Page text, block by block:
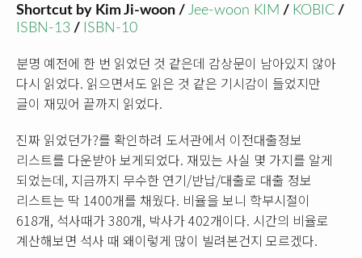
Shortcut by Kim Ji-woon / Jee-woon KIM / KOBIC /
ISBN-13 / ISBN-10
분명 예전에 한 번 읽었던 것 같은데 감상문이 남아있지 않아
다시 읽었다. 읽으면서도 읽은 것 같은 기시감이 들었지만
글이 재밌어 끝까지 읽었다.
진짜 읽었던가?를 확인하려 도서관에서 이전대출정보
리스트를 다운받아 보게되었다. 재밌는 사실 몇 가지를 알게
되었는데, 지금까지 무수한 연기/반납/대출로 대출 정보
리스트는 딱 1400개를 채웠다. 비율을 보니 학부시절이
618개, 석사때가 380개, 박사가 402개이다. 시간의 비율로
계산해보면 석사 때 왜이렇게 많이 빌려본건지 모르겠다.